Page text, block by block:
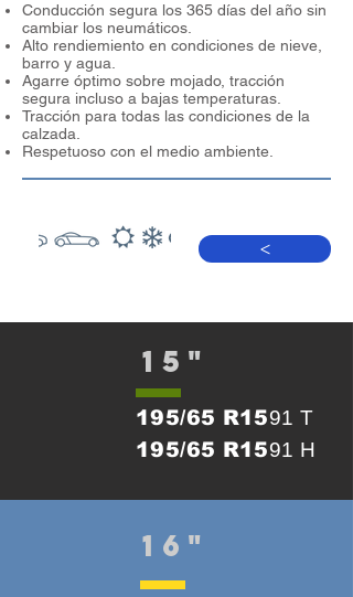
Conducción segura los 365 días del año sin
cambiar los neumáticos.
Alto rendiemiento en condiciones de nieve,
barro y agua.
Agarre óptimo sobre mojado, tracción
segura incluso a bajas temperaturas.
Tracción para todas las condiciones de la
calzada.
Respetuoso con el medio ambiente.
>
15"
195/65 R1591 T
195/65 R1591 H
16"